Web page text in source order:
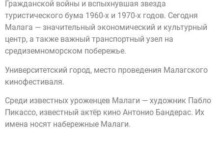
Гражданской войны и вспыхнувшая звезда
туристического бума 1960-х и 1970-х годов. Сегодня
Малага — значительный экономический и культурный
центр, а также важный транспортный узел на
средиземноморском побережье.
Университетский город, место проведения Малагского
кинофестиваля.
Среди известных уроженцев Малаги — художник Пабло
Пикассо, известный актёр кино Антонио Бандерас. Их
имена носят набережные Малаги.